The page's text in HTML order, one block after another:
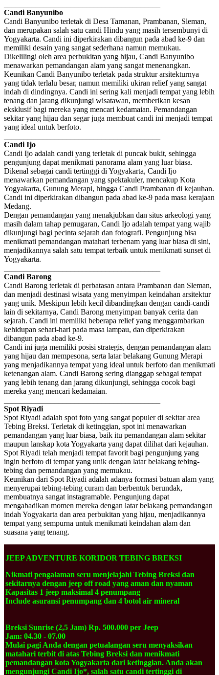
Candi Banyunibo
Candi Banyunibo terletak di Desa Tamanan, Prambanan, Sleman,
dan merupakan salah satu candi Hindu yang masih tersembunyi di
Yogyakarta. Candi ini diperkirakan dibangun pada abad ke-9 dan
memiliki desain yang sangat sederhana namun memukau.
Dikelilingi oleh area perbukitan yang hijau, Candi Banyunibo
menawarkan pemandangan alam yang sangat menenangkan.
Keunikan Candi Banyunibo terletak pada struktur arsitekturnya
yang tidak terlalu besar, namun memiliki ukiran relief yang sangat
indah di dindingnya. Candi ini sering kali menjadi tempat yang lebih
tenang dan jarang dikunjungi wisatawan, memberikan kesan
eksklusif bagi mereka yang mencari kedamaian. Pemandangan
sekitar yang hijau dan segar juga membuat candi ini menjadi tempat
yang ideal untuk berfoto.
Candi Ijo
Candi Ijo adalah candi yang terletak di puncak bukit, sehingga
pengunjung dapat menikmati panorama alam yang luar biasa.
Dikenal sebagai candi tertinggi di Yogyakarta, Candi Ijo
menawarkan pemandangan yang spektakuler, mencakup Kota
Yogyakarta, Gunung Merapi, hingga Candi Prambanan di kejauhan.
Candi ini diperkirakan dibangun pada abad ke-9 pada masa kerajaan
Medang.
Dengan pemandangan yang menakjubkan dan situs arkeologi yang
masih dalam tahap pemugaran, Candi Ijo adalah tempat yang wajib
dikunjungi bagi pecinta sejarah dan fotografi. Pengunjung bisa
menikmati pemandangan matahari terbenam yang luar biasa di sini,
menjadikannya salah satu tempat terbaik untuk menikmati sunset di
Yogyakarta.
Candi Barong
Candi Barong terletak di perbatasan antara Prambanan dan Sleman,
dan menjadi destinasi wisata yang menyimpan keindahan arsitektur
yang unik. Meskipun lebih kecil dibandingkan dengan candi-candi
lain di sekitarnya, Candi Barong menyimpan banyak cerita dan
sejarah. Candi ini memiliki beberapa relief yang menggambarkan
kehidupan sehari-hari pada masa lampau, dan diperkirakan
dibangun pada abad ke-9.
Candi ini juga memiliki posisi strategis, dengan pemandangan alam
yang hijau dan mempesona, serta latar belakang Gunung Merapi
yang menjadikannya tempat yang ideal untuk berfoto dan menikmati
ketenangan alam. Candi Barong sering dianggap sebagai tempat
yang lebih tenang dan jarang dikunjungi, sehingga cocok bagi
mereka yang mencari kedamaian.
Spot Riyadi
Spot Riyadi adalah spot foto yang sangat populer di sekitar area
Tebing Breksi. Terletak di ketinggian, spot ini menawarkan
pemandangan yang luar biasa, baik itu pemandangan alam sekitar
maupun lanskap kota Yogyakarta yang dapat dilihat dari kejauhan.
Spot Riyadi telah menjadi tempat favorit bagi pengunjung yang
ingin berfoto di tempat yang unik dengan latar belakang tebing-
tebing dan pemandangan yang memukau.
Keunikan dari Spot Riyadi adalah adanya formasi batuan alam yang
menyerupai tebing-tebing curam dan berbentuk berundak,
membuatnya sangat instagramable. Pengunjung dapat
mengabadikan momen mereka dengan latar belakang pemandangan
indah Yogyakarta dan area perbukitan yang hijau, menjadikannya
tempat yang sempurna untuk menikmati keindahan alam dan
suasana yang tenang.
JEEP ADVENTURE KORIDOR TEBING BREKSI
Nikmati pengalaman seru menjelajahi Tebing Breksi dan
sekitarnya dengan jeep off road yang aman dan nyaman
Kapasitas 1 jeep maksimal 4 penumpang
Include asuransi penumpang dan 4 botol air mineral
Breksi Sunrise (2,5 Jam) Rp. 500.000 per Jeep
Jam: 04.30 - 07.00
Mulai pagi Anda dengan petualangan seru menyaksikan
matahari terbit di atas Tebing Breksi dan menikmati
pemandangan kota Yogyakarta dari ketinggian. Anda akan
mengunjungi Candi Ijo*, salah satu candi tertinggi di